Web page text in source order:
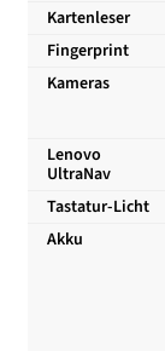
Kartenleser
Fingerprint
Kameras
Lenovo
UltraNav
Tastatur-Licht
Akku